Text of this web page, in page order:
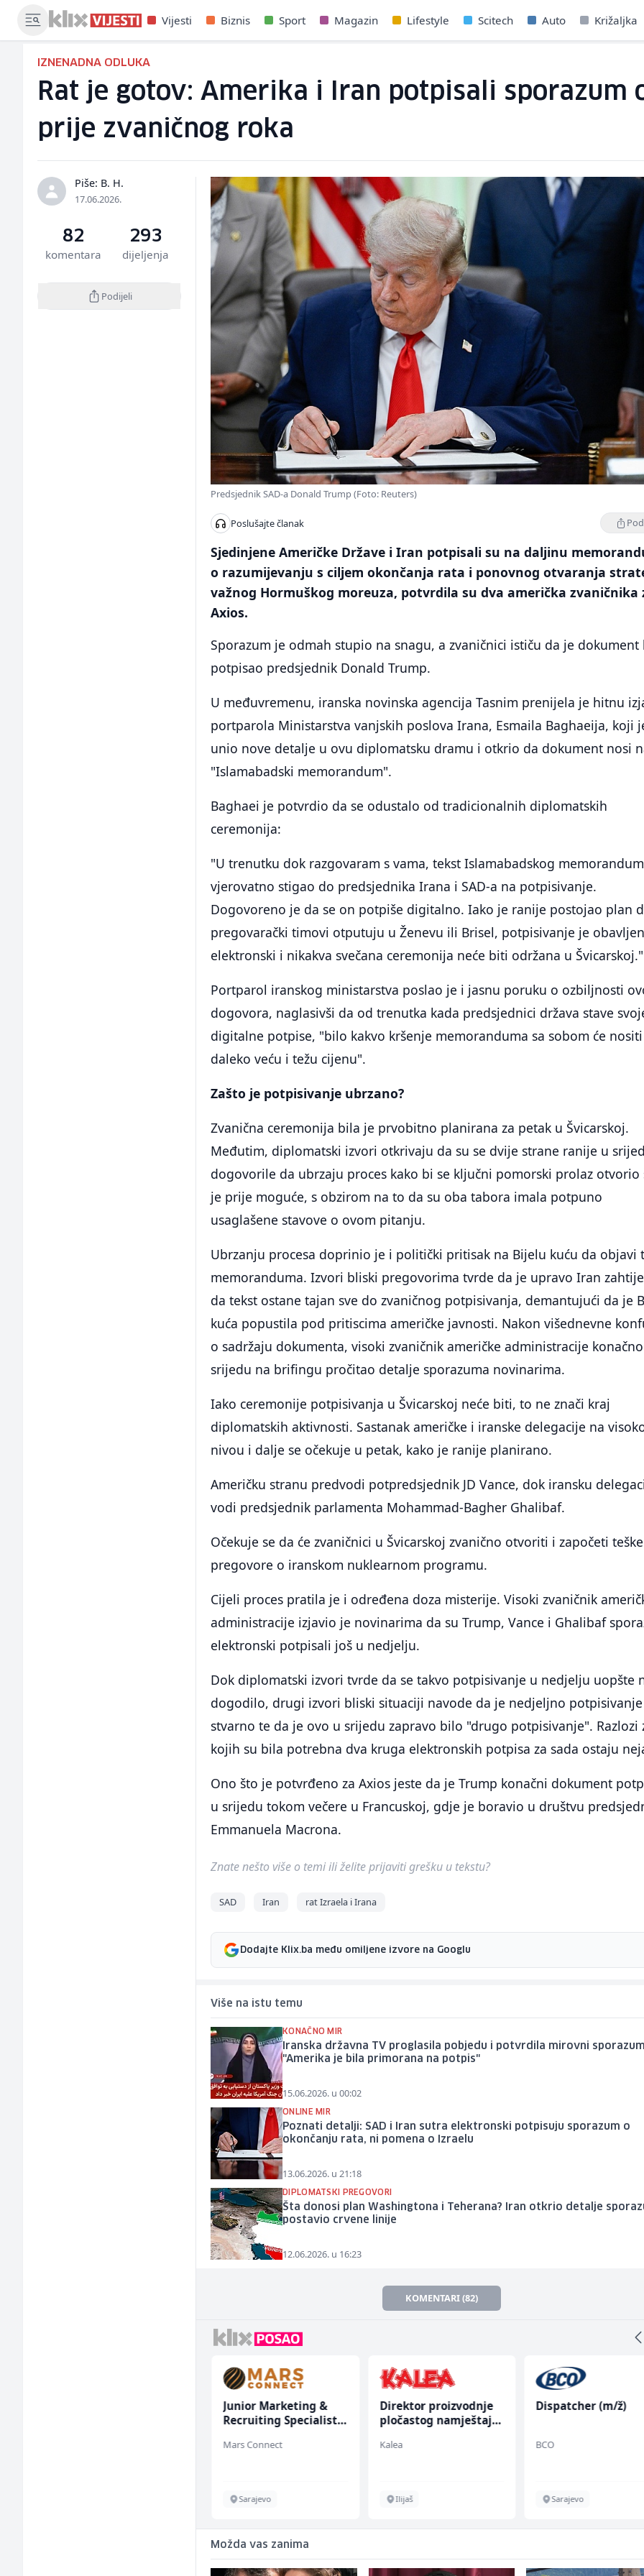
Vijesti Biznis Sport Magazin Lifestyle Scitech Auto Križaljka
IZNENADNA ODLUKA
Rat je gotov: Amerika i Iran potpisali sporazum
prije zvaničnog roka
Piše: B. H.
17.06.2026.
82
komentara
293
dijeljenja
Podijeli
Predsjednik SAD-a Donald Trump (Foto: Reuters)
Poslušajte članak
Sjedinjene Američke Države i Iran potpisali su na daljinu
o razumijevanju s ciljem okončanja rata i ponovnog otvaranja
važnog Hormuškog moreuza, potvrdila su dva američka zvaničnika
Axios.
Sporazum je odmah stupio na snagu, a zvaničnici ističu da je dokument
potpisao predsjednik Donald Trump.
U međuvremenu, iranska novinska agencija Tasnim prenijela je hitnu
portparola Ministarstva vanjskih poslova Irana, Esmaila Baghaeija, koji
unio nove detalje u ovu diplomatsku dramu i otkrio da dokument nosi
"Islamabadski memorandum".
Baghaei je potvrdio da se odustalo od tradicionalnih diplomatskih
ceremonija:
"U trenutku dok razgovaram s vama, tekst Islamabadskog
vjerovatno stigao do predsjednika Irana i SAD-a na potpisivanje.
Dogovoreno je da se on potpiše digitalno. Iako je ranije postojao plan
pregovarački timovi otputuju u Ženevu ili Brisel, potpisivanje je
elektronski i nikakva svečana ceremonija neće biti održana u Švicarskoj."
Portparol iranskog ministarstva poslao je i jasnu poruku o ozbiljnosti
dogovora, naglasivši da od trenutka kada predsjednici država stave
digitalne potpise, "bilo kakvo kršenje memoranduma sa sobom će nositi
daleko veću i težu cijenu".
Zašto je potpisivanje ubrzano?
Zvanična ceremonija bila je prvobitno planirana za petak u Švicarskoj.
Međutim, diplomatski izvori otkrivaju da su se dvije strane ranije u
dogovorile da ubrzaju proces kako bi se ključni pomorski prolaz otvorio
je prije moguće, s obzirom na to da su oba tabora imala potpuno
usaglašene stavove o ovom pitanju.
Ubrzanju procesa doprinio je i politički pritisak na Bijelu kuću da objavi
memoranduma. Izvori bliski pregovorima tvrde da je upravo Iran
da tekst ostane tajan sve do zvaničnog potpisivanja, demantujući da je
kuća popustila pod pritiscima američke javnosti. Nakon višednevne
o sadržaju dokumenta, visoki zvaničnik američke administracije
srijedu na brifingu pročitao detalje sporazuma novinarima.
Iako ceremonije potpisivanja u Švicarskoj neće biti, to ne znači kraj
diplomatskih aktivnosti. Sastanak američke i iranske delegacije na
nivou i dalje se očekuje u petak, kako je ranije planirano.
Američku stranu predvodi potpredsjednik JD Vance, dok iransku
vodi predsjednik parlamenta Mohammad-Bagher Ghalibaf.
Očekuje se da će zvaničnici u Švicarskoj zvanično otvoriti i započeti teške
pregovore o iranskom nuklearnom programu.
Cijeli proces pratila je i određena doza misterije. Visoki zvaničnik
administracije izjavio je novinarima da su Trump, Vance i Ghalibaf
elektronski potpisali još u nedjelju.
Dok diplomatski izvori tvrde da se takvo potpisivanje u nedjelju uopšte
dogodilo, drugi izvori bliski situaciji navode da je nedjeljno
stvarno te da je ovo u srijedu zapravo bilo "drugo potpisivanje". Razlozi
kojih su bila potrebna dva kruga elektronskih potpisa za sada ostaju
Ono što je potvrđeno za Axios jeste da je Trump konačni dokument
u srijedu tokom večere u Francuskoj, gdje je boravio u društvu
Emmanuela Macrona.
Znate nešto više o temi ili želite prijaviti grešku u tekstu?
SAD Iran rat Izraela i Irana
Dodajte Klix.ba među omiljene izvore na Googlu
Više na istu temu
KONAČNO MIR
Iranska državna TV proglasila pobjedu i potvrdila mirovni
"Amerika je bila primorana na potpis"
15.06.2026. u 00:02
ONLINE MIR
Poznati detalji: SAD i Iran sutra elektronski potpisuju sporazum o
okončanju rata, ni pomena o Izraelu
13.06.2026. u 21:18
DIPLOMATSKI PREGOVORI
Šta donosi plan Washingtona i Teherana? Iran otkrio detalje
postavio crvene linije
12.06.2026. u 16:23
KOMENTARI (82)
Junior Marketing &
Recruiting Specialist
Mars Connect
Sarajevo
Direktor proizvodnje
pločastog namještaja
Kalea
Ilijaš
Dispatcher (m/ž)
BCO
Sarajevo
Možda vas zanima